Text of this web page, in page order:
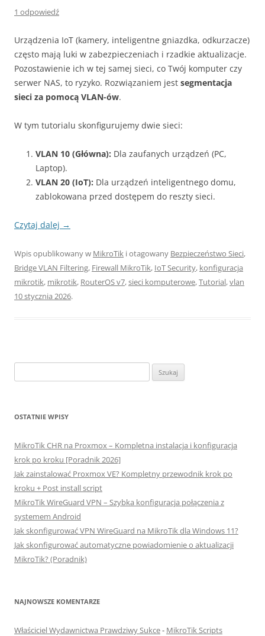
1 odpowiedź
Urządzenia IoT (kamery, inteligentne gniazdka, odkurzacze)
często mają luki w zabezpieczeniach i rzadkie aktualizacje.
Pozostawienie ich w tej samej sieci, co Twój komputer czy
serwer NAS, to ryzyko. Rozwiązaniem jest segmentacja
sieci za pomocą VLAN-ów.
W tym tutorialu skonfigurujemy dwie sieci:
VLAN 10 (Główna): Dla zaufanych urządzeń (PC,
Laptop).
VLAN 20 (IoT): Dla urządzeń inteligentnego domu,
zablokowana przed dostępem do reszty sieci.
Czytaj dalej →
Wpis opublikowany w MikroTik i otagowany Bezpieczeństwo Sieci,
Bridge VLAN Filtering, Firewall MikroTik, IoT Security, konfiguracja
mikrotik, mikrotik, RouterOS v7,sieci komputerowe,Tutorial,vlan
10 stycznia 2026.
OSTATNIE WPISY
MikroTik CHR na Proxmox – Kompletna instalacja i konfiguracja
krok po kroku [Poradnik 2026]
Jak zainstalować Proxmox VE? Kompletny przewodnik krok po
kroku + Post install script
MikroTik WireGuard VPN – Szybka konfiguracja połączenia z
systemem Android
Jak skonfigurować VPN WireGuard na MikroTik dla Windows 11?
Jak skonfigurować automatyczne powiadomienie o aktualizacji
MikroTik? (Poradnik)
NAJNOWSZE KOMENTARZE
Właściciel Wydawnictwa Prawdziwy Sukce- MikroTik Scripts